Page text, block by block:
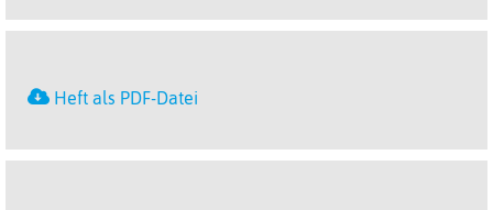
Heft als PDF-Datei